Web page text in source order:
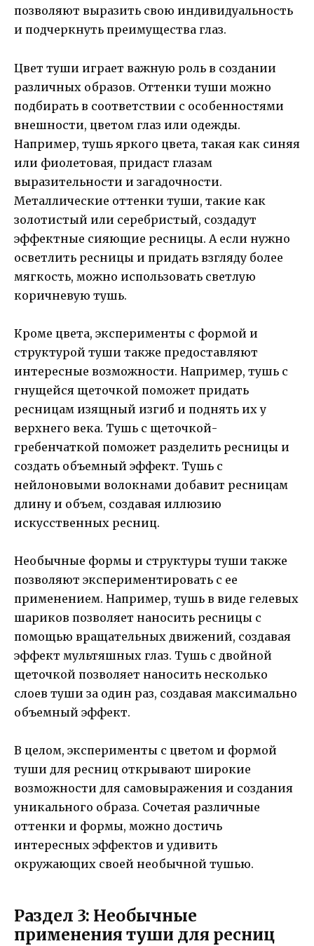
позволяют выразить свою индивидуальность
и подчеркнуть преимущества глаз.
Цвет туши играет важную роль в создании
различных образов. Оттенки туши можно
подбирать в соответствии с особенностями
внешности, цветом глаз или одежды.
Например, тушь яркого цвета, такая как синяя
или фиолетовая, придаст глазам
выразительности и загадочности.
Металлические оттенки туши, такие как
золотистый или серебристый, создадут
эффектные сияющие ресницы. А если нужно
осветлить ресницы и придать взгляду более
мягкость, можно использовать светлую
коричневую тушь.
Кроме цвета, эксперименты с формой и
структурой туши также предоставляют
интересные возможности. Например, тушь с
гнущейся щеточкой поможет придать
ресницам изящный изгиб и поднять их у
верхнего века. Тушь с щеточкой-
гребенчаткой поможет разделить ресницы и
создать объемный эффект. Тушь с
нейлоновыми волокнами добавит ресницам
длину и объем, создавая иллюзию
искусственных ресниц.
Необычные формы и структуры туши также
позволяют экспериментировать с ее
применением. Например, тушь в виде гелевых
шариков позволяет наносить ресницы с
помощью вращательных движений, создавая
эффект мультяшных глаз. Тушь с двойной
щеточкой позволяет наносить несколько
слоев туши за один раз, создавая максимально
объемный эффект.
В целом, эксперименты с цветом и формой
туши для ресниц открывают широкие
возможности для самовыражения и создания
уникального образа. Сочетая различные
оттенки и формы, можно достичь
интересных эффектов и удивить
окружающих своей необычной тушью.
Раздел 3: Необычные
применения туши для ресниц